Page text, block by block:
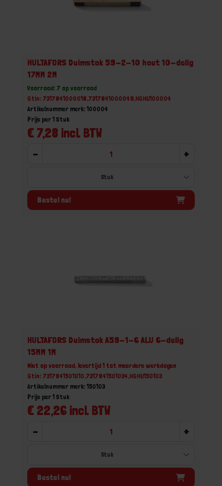
HULTAFORS Duimstok 59-2-10 hout 10-delig
17MM 2M
Voorraad: 7 op voorraad
Gtin: 7317841000018,7317841000049,HGHU100004
Artikelnummer merk: 100004
€ 7,28 incl. BTW
Prijs per 1 Stuk
- +
Bestel nu!
HULTAFORS Duimstok A59-1-6 ALU 6-delig
15MM 1M
Niet op voorraad, levertijd 1 tot meerdere werkdagen
Gtin: 7317841501010,7317841501034,HGHU150103
Artikelnummer merk: 150103
€ 22,26 incl. BTW
Prijs per 1 Stuk
- +
Bestel nu!